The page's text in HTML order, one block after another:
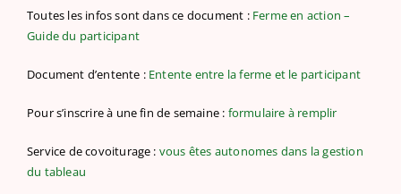
Toutes les infos sont dans ce document : Ferme en action –
Guide du participant
Document d’entente : Entente entre la ferme et le participant
Pour s’inscrire à une fin de semaine : formulaire à remplir
Service de covoiturage : vous êtes autonomes dans la gestion
du tableau